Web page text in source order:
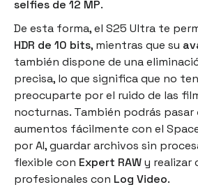
selfies de 12 MP.
De esta forma, el S25 Ultra te
HDR de 10 bits, mientras que su
también dispone de una
precisa, lo que significa que no
preocuparte por el ruido de las
nocturnas. También podrás pasar
aumentos fácilmente con el
por AI, guardar archivos sin
flexible con Expert RAWy realizar
profesionales con Log Video.